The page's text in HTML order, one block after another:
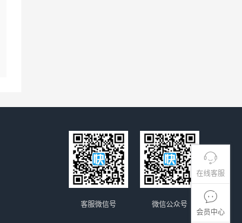
在线客服
会员中心
微信公众号
客服微信号